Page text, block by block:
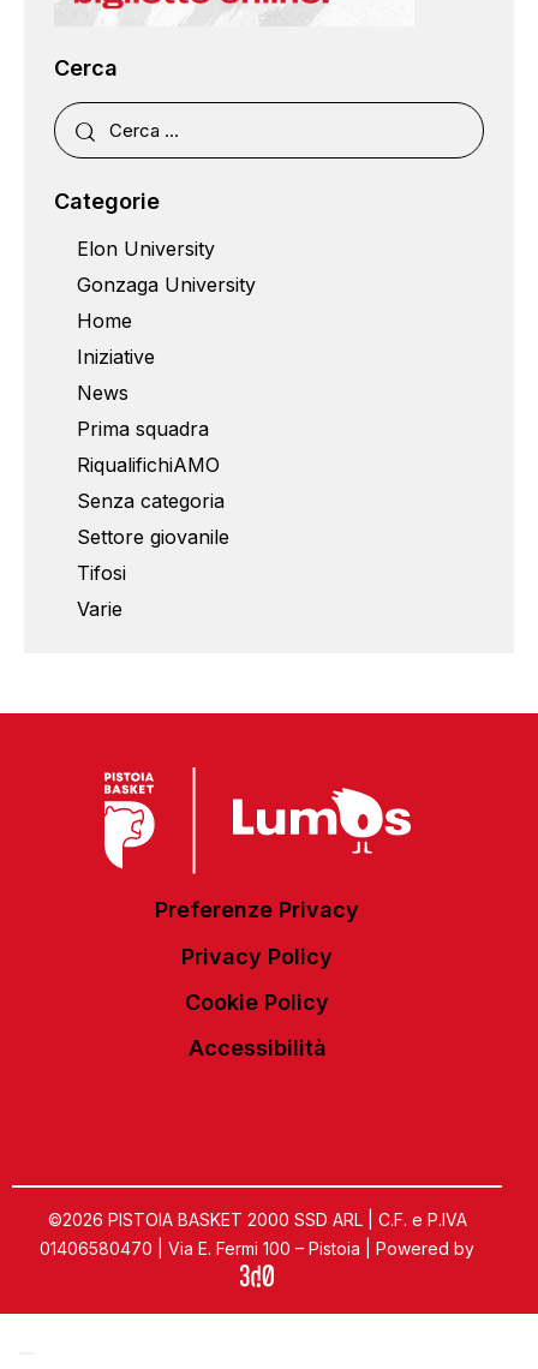
Cerca
Categorie
Elon University
Gonzaga University
Home
Iniziative
News
Prima squadra
RiqualifichiAMO
Senza categoria
Settore giovanile
Tifosi
Varie
Preferenze Privacy
Privacy Policy
Cookie Policy
Accessibilità
©2026 PISTOIA BASKET 2000 SSD ARL | C.F. e P.IVA
01406580470 | Via E. Fermi 100 – Pistoia | Powered by